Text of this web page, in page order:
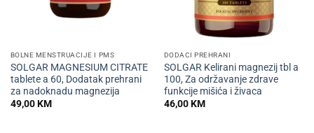
BOLNE MENSTRUACIJE I PMS
SOLGAR MAGNESIUM CITRATE
tablete a 60, Dodatak prehrani
za nadoknadu magnezija
49,00KM
DODACI PREHRANI
SOLGAR Kelirani magnezij tbl a
100, Za održavanje zdrave
funkcije mišića i živaca
46,00KM